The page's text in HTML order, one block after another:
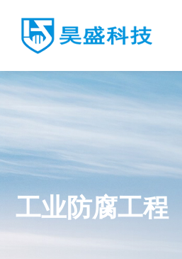
工业防腐工程